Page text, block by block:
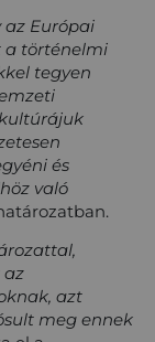
az Európai
a történelmi
tegyen
és
való
az
azt
meg ennek